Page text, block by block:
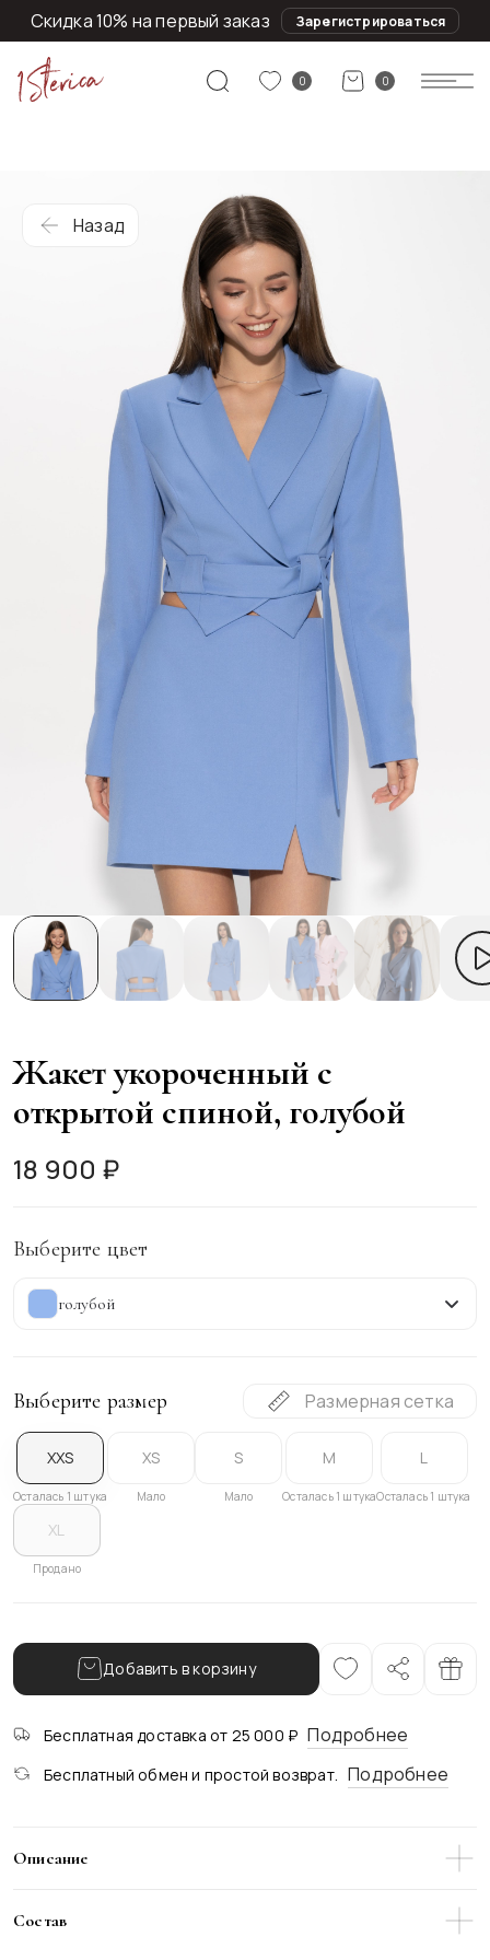
Скидка 10% на первый заказ Зарегистрироваться
0 0
Назад
Жакет укороченный с
открытой спиной, голубой
18 900 ₽
Выберите цвет
голубой
Выберите размер Размерная сетка
XXS
Осталась 1 штука
XS
Мало
S
Мало
M
Осталась 1 штука
L
Осталась 1 штука
XL
Продано
Добавить в корзину
Бесплатная доставка от 25 000 ₽ Подробнее
Бесплатный обмен и простой возврат. Подробнее
Описание
идеальный спутник для твоих сочных аутфитов! Его
стильный крой выигрышно подчеркивает достоинства
Состав